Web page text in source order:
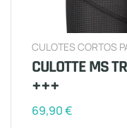
CULOTES CORTOS
CULOTTE MS
+++
69,90€